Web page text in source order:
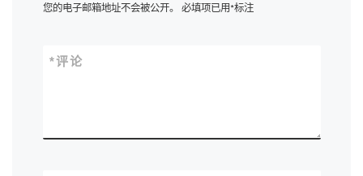
您的电子邮箱地址不会被公开。 必填项已用*标注
评论
*